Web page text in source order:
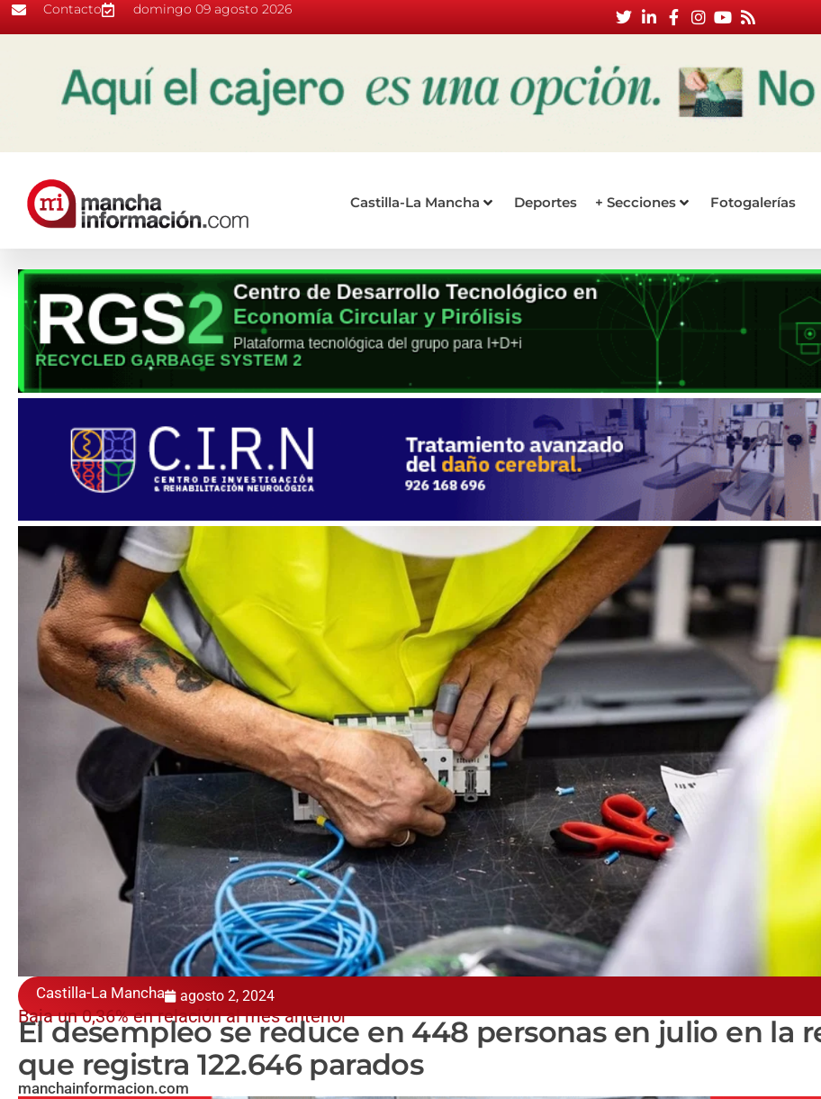
Contacto domingo 09 agosto 2026
Castilla-La Mancha Deportes + Secciones Fotogalerías
Castilla-La Mancha agosto 2, 2024
Baja un 0,36% en relación al mes anterior
El desempleo se reduce en 448 personas en julio en la
que registra 122.646 parados
manchainformacion.com